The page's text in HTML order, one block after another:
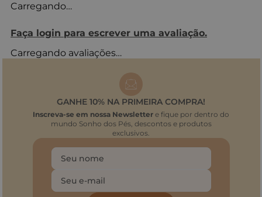
Carregando…
Faça login para escrever uma avaliação.
Carregando avaliações…
GANHE 10% NA PRIMEIRA COMPRA!
Inscreva-se em nossa Newsletter e fique por dentro do
mundo Sonho dos Pés, descontos e produtos
exclusivos.